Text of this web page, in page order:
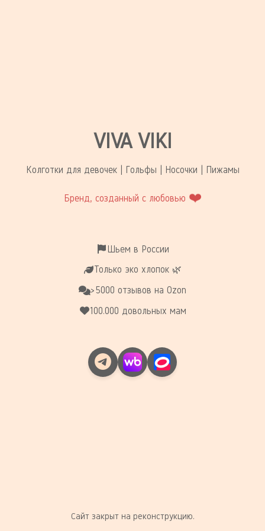
VIVA VIKI
Колготки для девочек | Гольфы | Носочки | Пижамы
Бренд, созданный с любовью ❤️
Шьем в России
Только эко хлопок 🌿
>5000 отзывов на Ozon
100.000 довольных мам
Сайт закрыт на реконструкцию.